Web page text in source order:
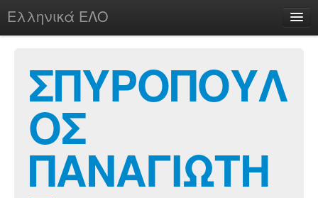
Ελληνικά ΕΛΟ
chesstu.be @ discord
Login
ΣΠΥΡΟΠΟΥΛ
ΟΣ
ΠΑΝΑΓΙΩΤΗ